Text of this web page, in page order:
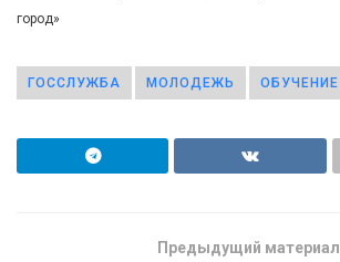
город»
ГОССЛУЖБА МОЛОДЕЖЬ ОБУЧЕНИЕ
Предыдущий материал